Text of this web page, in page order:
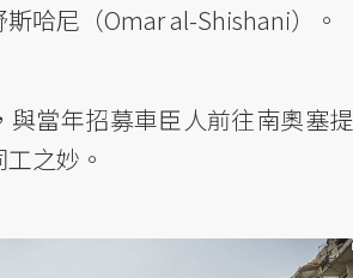
哈尼（Omar al-Shishani）。
與當年招募車臣人前往南奧塞提
之妙。